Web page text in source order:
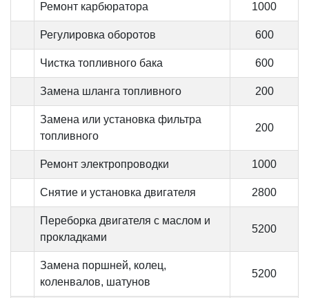
Ремонт карбюратора 1000
Регулировка оборотов 600
Чистка топливного бака 600
Замена шланга топливного 200
Замена или установка фильтра
топливного
200
Ремонт электропроводки 1000
Снятие и установка двигателя 2800
Переборка двигателя с маслом и
прокладками
5200
Замена поршней, колец,
коленвалов, шатунов
5200